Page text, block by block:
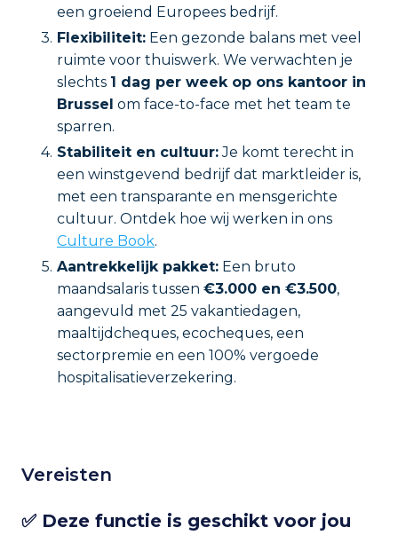
een groeiend Europees bedrijf.
Flexibiliteit: Een gezonde balans met veel
ruimte voor thuiswerk. We verwachten je
slechts 1 dag per week op ons kantoor in
Brussel om face-to-face met het team te
sparren.
Stabiliteit en cultuur:Je komt terecht in
een winstgevend bedrijf dat marktleider is,
met een transparante en mensgerichte
cultuur. Ontdek hoe wij werken in ons
Culture Book.
Aantrekkelijk pakket: Een bruto
maandsalaris tussen €3.000 en €3.500,
aangevuld met 25 vakantiedagen,
maaltijdcheques, ecocheques, een
sectorpremie en een 100% vergoede
hospitalisatieverzekering.
Vereisten
✅ Deze functie is geschikt voor jou